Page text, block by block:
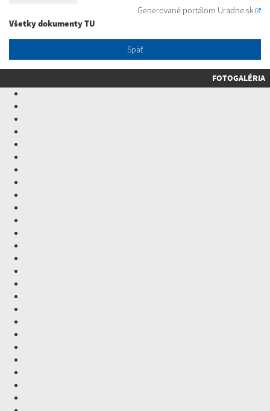
Generované portálom Uradne.sk
Všetky dokumenty TU
Späť
FOTOGALÉRIA